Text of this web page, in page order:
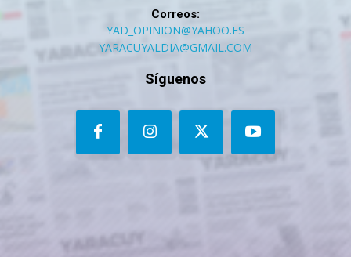
Correos:
YAD_OPINION@YAHOO.ES
YARACUYALDIA@GMAIL.COM
Síguenos